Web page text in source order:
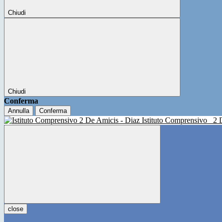
Chiudi
Chiudi
Conferma
Annulla Conferma
Istituto Comprensivo 2
close